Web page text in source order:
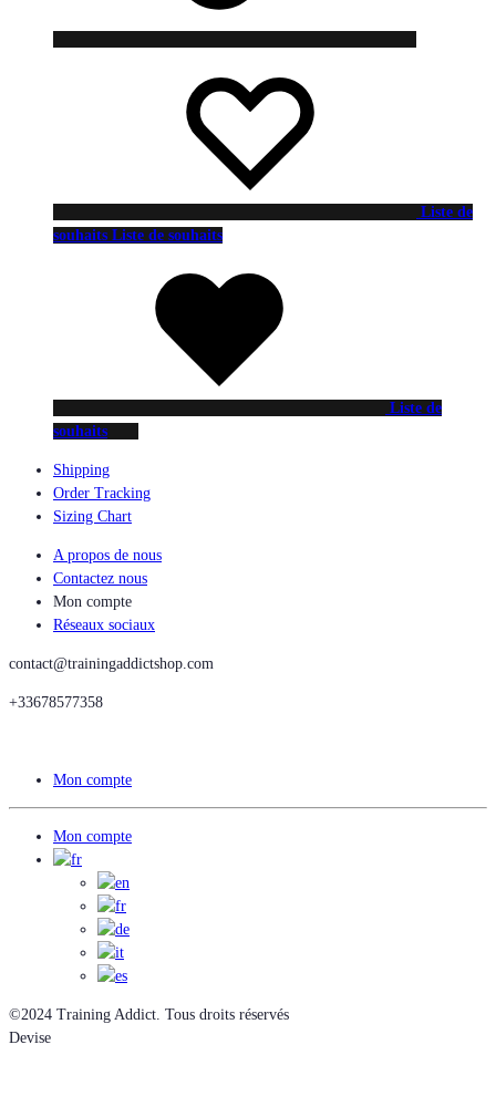
Liste de
souhaits Liste de souhaits
Liste de
souhaits
Shipping
Order Tracking
Sizing Chart
A propos de nous
Contactez nous
Mon compte
Réseaux sociaux
contact@trainingaddictshop.com
+33678577358
Mon compte
Mon compte
©2024 Training Addict. Tous droits réservés
Devise